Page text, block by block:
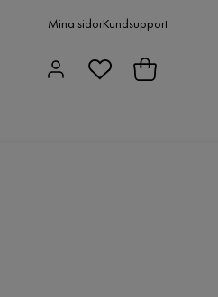
Mina sidorKundsupport